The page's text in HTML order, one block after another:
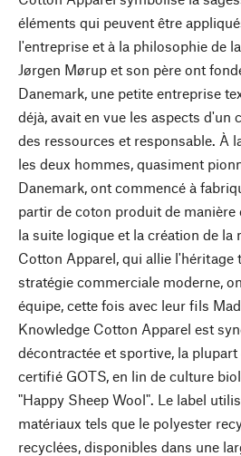
éléments qui peuvent être
l'entreprise et à la philosophie de
Jørgen Mørup et son père ont
Danemark, une petite entreprise
déjà, avait en vue les aspects d'un
des ressources et responsable. À
les deux hommes, quasiment
Danemark, ont commencé à
partir de coton produit de
la suite logique et la création de la
Cotton Apparel, qui allie l'héritage
stratégie commerciale moderne,
équipe, cette fois avec leur fils
Knowledge Cotton Apparel est
décontractée et sportive, la
certifié GOTS, en lin de culture
"Happy Sheep Wool". Le label
matériaux tels que le polyester
recyclées, disponibles dans une